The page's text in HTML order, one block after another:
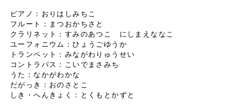
ピアノ：おりはしみちこ
フルート：まつおかちさと
クラリネット：すみのあつこ にしまえななこ
ユーフォニウム：ひょうごゆうか
トランペット：みながわりゅうせい
コントラバス：こいでまさみち
うた：なかがわかな
だがっき：おのさとこ
しき・へんきょく：とくもとかずと